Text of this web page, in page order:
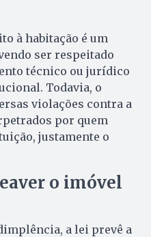
à habitação é um
ser respeitado
técnico ou jurídico
Todavia, o
violações contra a
por quem
justamente o
o imóvel
a lei prevê a